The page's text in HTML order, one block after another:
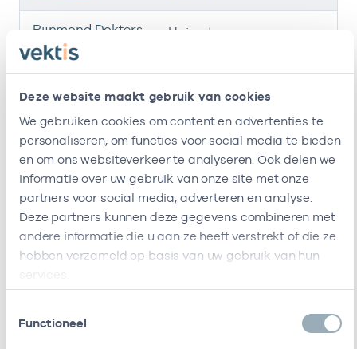
Deze website maakt gebruik van cookies
We gebruiken cookies om content en advertenties te
personaliseren, om functies voor social media te bieden
en om ons websiteverkeer te analyseren. Ook delen we
informatie over uw gebruik van onze site met onze
partners voor social media, adverteren en analyse.
Deze partners kunnen deze gegevens combineren met
andere informatie die u aan ze heeft verstrekt of die ze
hebben verzameld op basis van uw gebruik van hun
Functioneel
Ik ben werkzaam bij de volgende vestigingen
Rijnmond Dokters
O&I B.v.
Huisarts
Koopman, Hodes
En Van Schaik
Huisartsenpraktijk
De Lis
Huisarts -
Ik heb een arbeidsrelatie met
Stichting
53530042